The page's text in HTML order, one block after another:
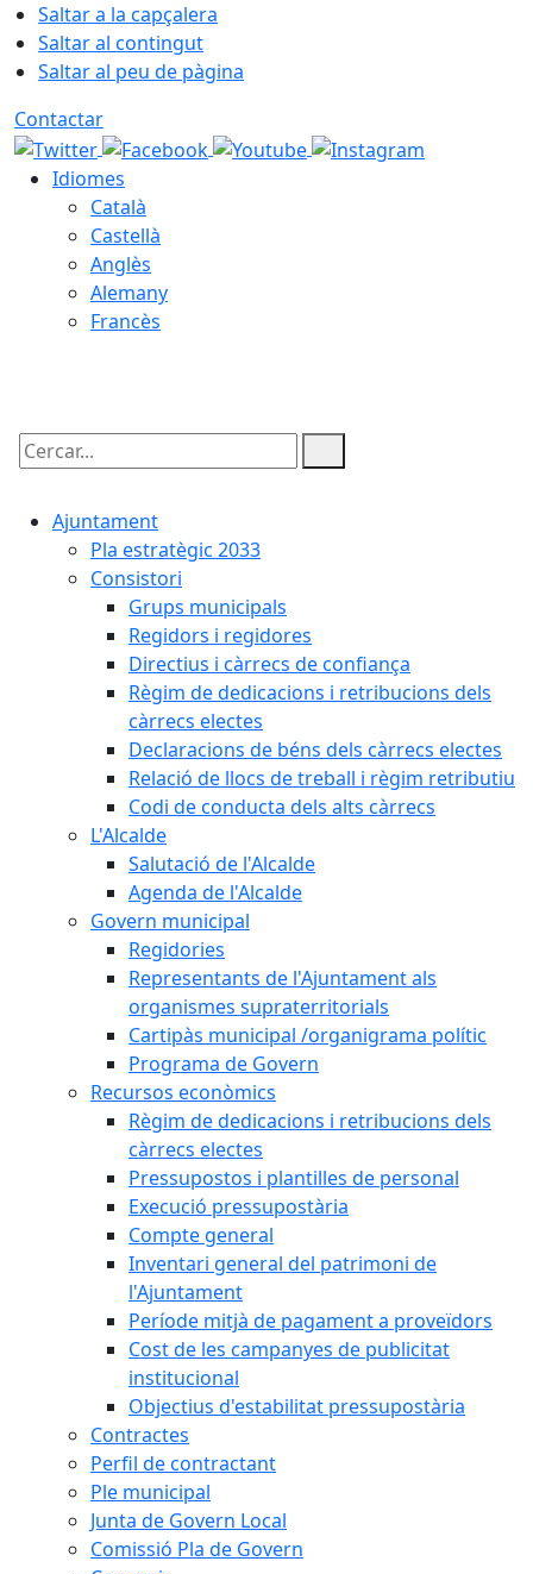
Saltar a la capçalera
Saltar al contingut
Saltar al peu de pàgina
Contactar
Idiomes
Català
Castellà
Anglès
Alemany
Francès
Cercar:
Ajuntament
Pla estratègic 2033
Consistori
Grups municipals
Regidors i regidores
Directius i càrrecs de confiança
Règim de dedicacions i retribucions dels
càrrecs electes
Declaracions de béns dels càrrecs electes
Relació de llocs de treball i règim retributiu
Codi de conducta dels alts càrrecs
L'Alcalde
Salutació de l'Alcalde
Agenda de l'Alcalde
Govern municipal
Regidories
Representants de l'Ajuntament als
organismes supraterritorials
Cartipàs municipal /organigrama polític
Programa de Govern
Recursos econòmics
Règim de dedicacions i retribucions dels
càrrecs electes
Pressupostos i plantilles de personal
Execució pressupostària
Compte general
Inventari general del patrimoni de
l'Ajuntament
Període mitjà de pagament a proveïdors
Cost de les campanyes de publicitat
institucional
Objectius d'estabilitat pressupostària
Contractes
Perfil de contractant
Ple municipal
Junta de Govern Local
Comissió Pla de Govern